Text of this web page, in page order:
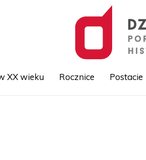
XX wieku Rocznice Postacie